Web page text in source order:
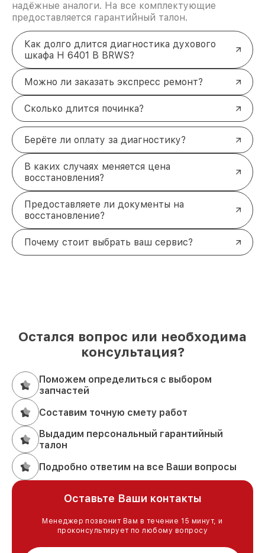
надёжные аналоги. На все комплектующие
предоставляется гарантийный талон.
Как долго длится диагностика духового
шкафа H 6401 B BRWS?
Можно ли заказать экспресс ремонт?
Сколько длится починка?
Берёте ли оплату за диагностику?
В каких случаях меняется цена
восстановления?
Предоставляете ли документы на
восстановление?
Почему стоит выбрать ваш сервис?
Остался вопрос или необходима
консультация?
Поможем определиться с выбором
запчастей
Составим точную смету работ
Выдадим персональный гарантийный
талон
Подробно ответим на все Ваши вопросы
Оставьте Ваши контакты
Менеджер позвонит Вам в течение 15 минут, и
проконсультирует по любому вопросу